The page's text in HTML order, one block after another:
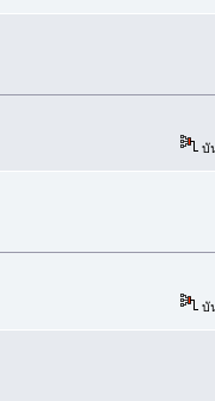
บั
บั